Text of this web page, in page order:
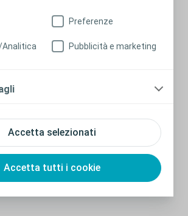
Accetta selezionati
Accetta tutti i cookie
Preferenze
Pubblicità e marketing
catetere
Drenaggio sovrapubico